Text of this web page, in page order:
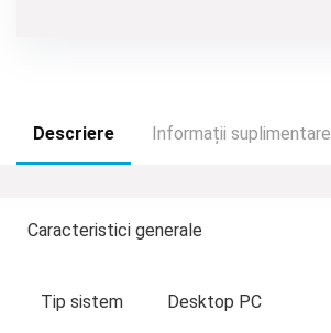
Descriere Informații suplimentare
Caracteristici generale
Tip sistem Desktop PC